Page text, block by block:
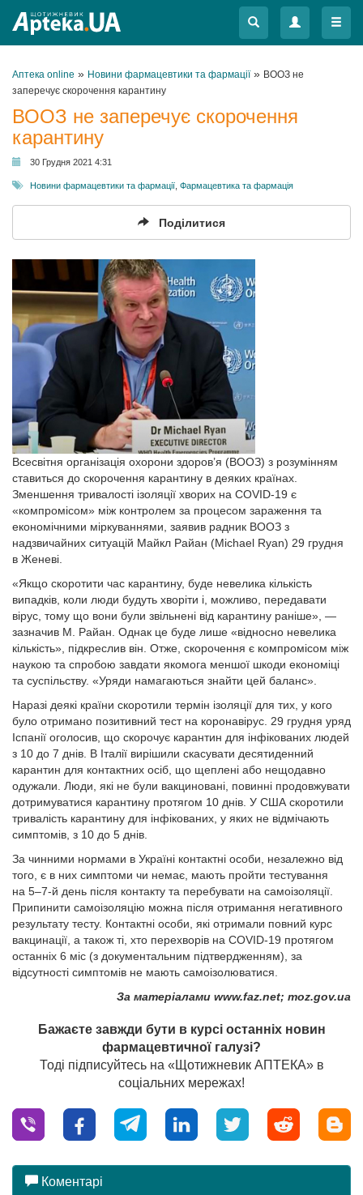
Меню
Меню
Аптека online » Новини фармацевтики та фармації» ВООЗ не
заперечує скорочення карантину
ВООЗ не заперечує скорочення
карантину
30 Грудня 2021 4:31
Новини фармацевтики та фармації Фармацевтика та фармація
Поділитися
Всесвітня організація охорони здоров’я (ВООЗ) з розумінням
ставиться до скорочення карантину в деяких країнах.
Зменшення тривалості ізоляції хворих на COVID-19 є
«компромісом» між контролем за процесом зараження та
економічними міркуваннями, заявив радник ВООЗ з
надзвичайних ситуацій Майкл Райан (Michael Ryan) 29 грудня
в Женеві.
«Якщо скоротити час карантину, буде невелика кількість
випадків, коли люди будуть хворіти і, можливо, передавати
вірус, тому що вони були звільнені від карантину раніше», —
зазначив М. Райан. Однак це буде лише «відносно невелика
кількість», підкреслив він. Отже, скорочення є компромісом між
наукою та спробою завдати якомога меншої шкоди економіці
та суспільству. «Уряди намагаються знайти цей баланс».
Наразі деякі країни скоротили термін ізоляції для тих, у кого
було отримано позитивний тест на коронавірус. 29 грудня уряд
Іспанії оголосив, що скорочує карантин для інфікованих людей
з 10 до 7 днів. В Італії вирішили скасувати десятиденний
карантин для контактних осіб, що щеплені або нещодавно
одужали. Люди, які не були вакциновані, повинні продовжувати
дотримуватися карантину протягом 10 днів. У США скоротили
тривалість карантину для інфікованих, у яких не відмічають
симптомів, з 10 до 5 днів.
За чинними нормами в Україні контактні особи, незалежно від
того, є в них симптоми чи немає, мають пройти тестування
на 5–7-й день після контакту та перебувати на самоізоляції.
Припинити самоізоляцію можна після отримання негативного
результату тесту. Контактні особи, які отримали повний курс
вакцинації, а також ті, хто перехворів на COVID-19 протягом
останніх 6 міс (з документальним підтвердженням), за
відсутності симптомів не мають самоізолюватися.
За матеріалами www.faz.net; moz.gov.ua
Бажаєте завжди бути в курсі останніх новин
фармацевтичної галузі?
Тоді підписуйтесь на «Щотижневик АПТЕКА» в
соціальних мережах!
Коментарі